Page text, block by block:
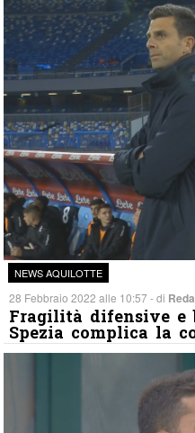
NEWS AQUILOTTE
28 Febbraio 2022 alle 10:57 - di
Fragilità difensive e
Spezia complica la